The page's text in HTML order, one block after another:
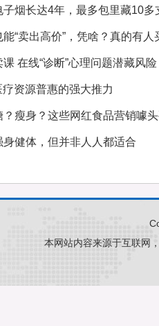
子烟长达4年，最多包里藏10多
“卖出高价”，凭啥？真的有人
在线“诊断”心理问题潜藏风险
资源普惠的强大推力
？瘦身？这些网红食品营销噱
身健体，但并非人人都适合
本网站内容来源于互联网